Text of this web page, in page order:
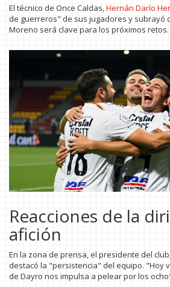
El técnico de Once Caldas,Hernán Darío
de guerreros" de sus jugadores y subrayó
Moreno será clave para los próximos retos.
Reacciones de la
afición
En la zona de prensa, el presidente del
destacó la "persistencia" del equipo. "Hoy
de Dayro nos impulsa a pelear por los